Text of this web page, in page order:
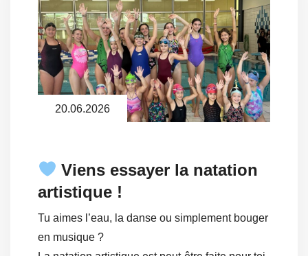
20.06.2026
Viens essayer la natation
artistique !
Tu aimes l’eau, la danse ou simplement bouger
en musique ?